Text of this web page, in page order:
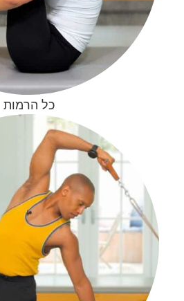
כל הרמות